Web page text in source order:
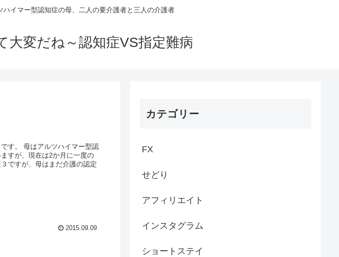
イマー型認知症の母、二人の要介護者と三人の介護者
大変だね～認知症VS指定難病
す。 母はアルツハイマー型認
すが、現在は2か月に一度の
ですが、母はまだ介護の認定
2015.09.09
カテゴリー
FX
せどり
アフィリエイト
インスタグラム
ショートステイ